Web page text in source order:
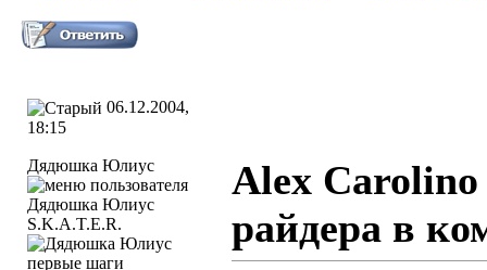
06.12.2004,
18:15
Дядюшка Юлиус
S.K.A.T.E.R.
Alex
райдера в